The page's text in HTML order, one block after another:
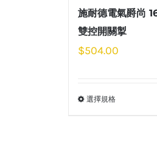
施耐德電氣爵尚
雙控開關掣
$504.00
選擇規格